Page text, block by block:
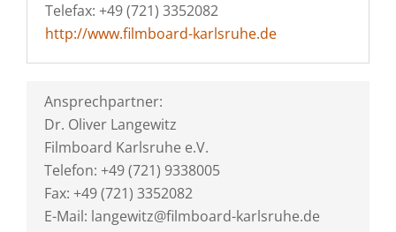
Telefax: +49 (721) 3352082
http://www.filmboard-karlsruhe.de
Ansprechpartner:
Dr. Oliver Langewitz
Filmboard Karlsruhe e.V.
Telefon: +49 (721) 9338005
Fax: +49 (721) 3352082
E-Mail: langewitz@filmboard-karlsruhe.de